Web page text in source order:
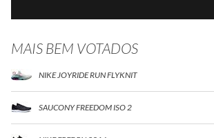
MAIS BEM VOTADOS
NIKE JOYRIDE RUN FLYKNIT
SAUCONY FREEDOM ISO 2